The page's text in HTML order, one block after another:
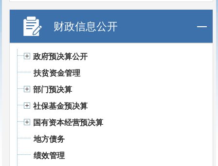
财政信息公开
政府预决算公开
扶贫资金管理
部门预决算
社保基金预决算
国有资本经营预决算
地方债务
绩效管理